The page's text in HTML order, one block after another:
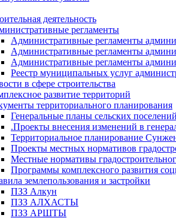
деятельность
регламенты
Административные регламенты
Административные регламенты
Административные регламенты
Реестр муниципальных услуг
в сфере строительства
развитие территорий
территориального планирования
Генеральные планы сельских
.Проекты внесения изменений в
Территориальное планирование
Проекты местных нормативов
Местные нормативы
Программы комплексного развития
землепользования и застройки
ПЗЗ Алкун
ПЗЗ АЛХАСТЫ
ПЗЗ АРШТЫ